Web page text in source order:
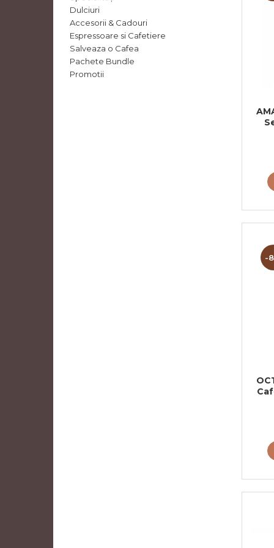
Dulciuri
Accesorii & Cadouri
Espressoare si Cafetiere
Salveaza o Cafea
Pachete Bundle
Promotii
-